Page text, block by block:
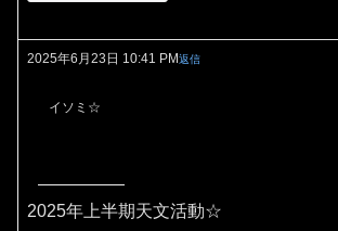
2025年6月23日 10:41 PM返信
イソミ☆
2025年上半期天文活動☆